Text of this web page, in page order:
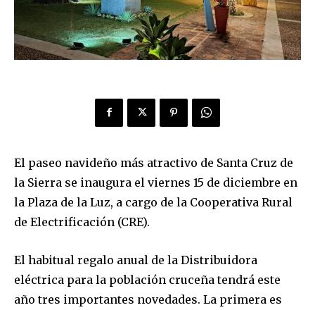
El paseo navideño más atractivo de Santa Cruz de
la Sierra se inaugura el viernes 15 de diciembre en
la Plaza de la Luz, a cargo de la Cooperativa Rural
de Electrificación (CRE).
El habitual regalo anual de la Distribuidora
eléctrica para la población cruceña tendrá este
año tres importantes novedades. La primera es